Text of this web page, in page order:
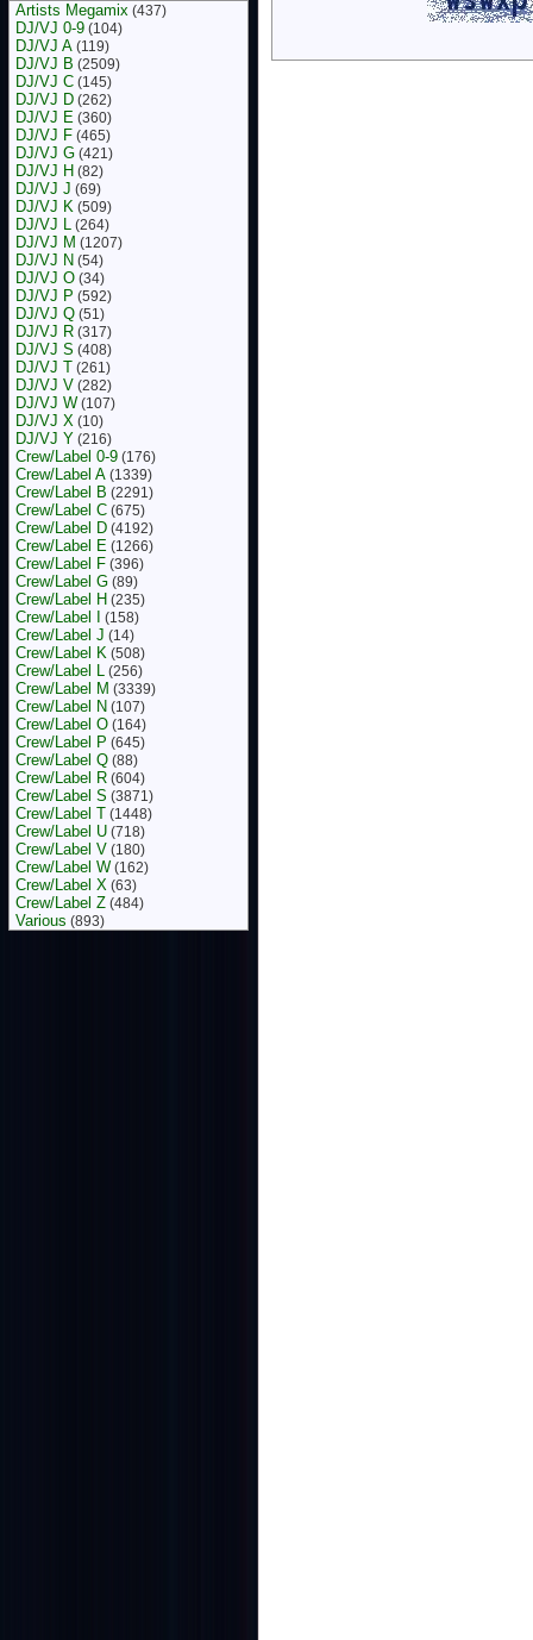
Artists Megamix (437)
DJ/VJ 0-9 (104)
DJ/VJ A (119)
DJ/VJ B (2509)
DJ/VJ C (145)
DJ/VJ D (262)
DJ/VJ E (360)
DJ/VJ F (465)
DJ/VJ G (421)
DJ/VJ H (82)
DJ/VJ J (69)
DJ/VJ K (509)
DJ/VJ L (264)
DJ/VJ M (1207)
DJ/VJ N (54)
DJ/VJ O (34)
DJ/VJ P (592)
DJ/VJ Q (51)
DJ/VJ R (317)
DJ/VJ S (408)
DJ/VJ T (261)
DJ/VJ V (282)
DJ/VJ W (107)
DJ/VJ X (10)
DJ/VJ Y (216)
Crew/Label 0-9 (176)
Crew/Label A (1339)
Crew/Label B (2291)
Crew/Label C (675)
Crew/Label D (4192)
Crew/Label E (1266)
Crew/Label F (396)
Crew/Label G (89)
Crew/Label H (235)
Crew/Label I (158)
Crew/Label J (14)
Crew/Label K (508)
Crew/Label L (256)
Crew/Label M (3339)
Crew/Label N (107)
Crew/Label O (164)
Crew/Label P (645)
Crew/Label Q (88)
Crew/Label R (604)
Crew/Label S (3871)
Crew/Label T (1448)
Crew/Label U (718)
Crew/Label V (180)
Crew/Label W (162)
Crew/Label X (63)
Crew/Label Z (484)
Various (893)